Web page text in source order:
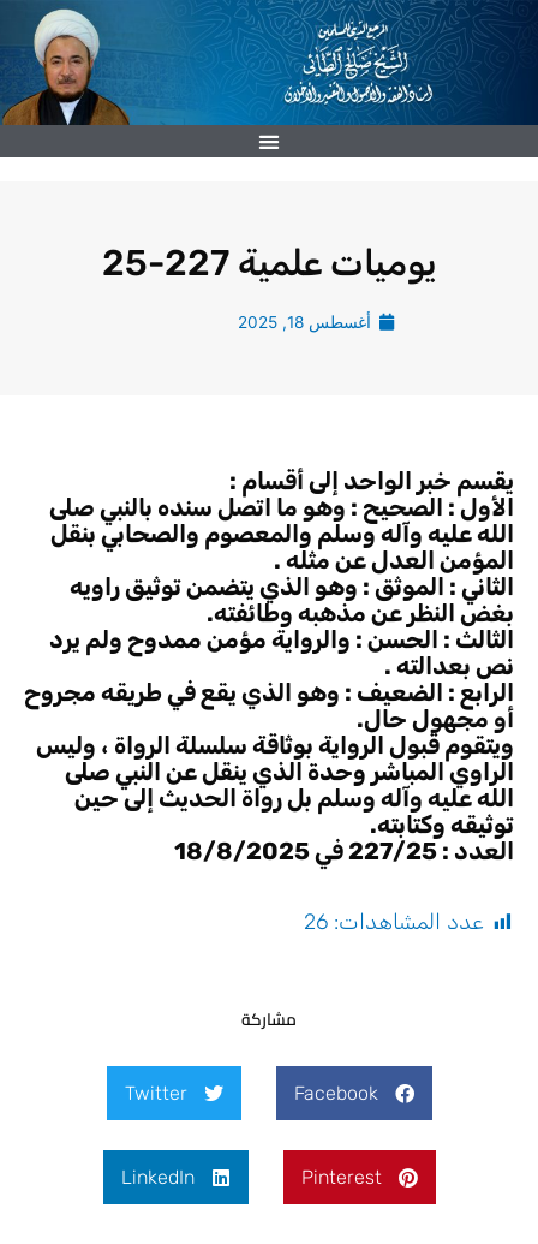
تخطي
يوميات علمية 227-25
أغسطس 18, 2025
يقسم خبر الواحد إلى أقسام :
الأول : الصحيح : وهو ما اتصل سنده بالنبي صلى
الله عليه وآله وسلم والمعصوم والصحابي بنقل
المؤمن العدل عن مثله .
الثاني : الموثق : وهو الذي يتضمن توثيق راويه
بغض النظر عن مذهبه وطائفته.
الثالث : الحسن : والرواية مؤمن ممدوح ولم يرد
نص بعدالته .
الرابع : الضعيف : وهو الذي يقع في طريقه مجروح
أو مجهول حال.
ويتقوم قبول الرواية بوثاقة سلسلة الرواة ، وليس
الراوي المباشر وحدة الذي ينقل عن النبي صلى
الله عليه وآله وسلم بل رواة الحديث إلى حين
توثيقه وكتابته.
العدد : 227/25 في 18/8/2025
عدد المشاهدات: 26
مشاركة
Facebook
Twitter
Pinterest
LinkedIn